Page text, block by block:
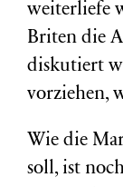
weiterliefe
Briten die
diskutiert
vorziehen,
Wie die
soll, ist